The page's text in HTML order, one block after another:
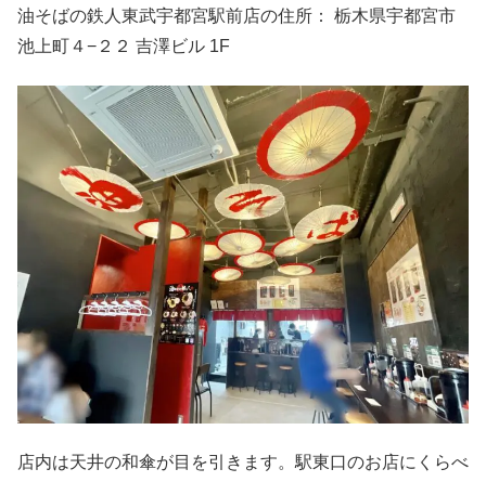
油そばの鉄人東武宇都宮駅前店の住所： 栃木県宇都宮市
池上町４−２２ 吉澤ビル 1F
店内は天井の和傘が目を引きます。駅東口のお店にくらべ